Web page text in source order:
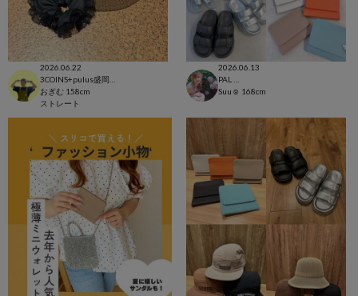
2026.06.22
おぎむ 158cm
ストレート
2026.06.13
Suu☺︎ 168cm